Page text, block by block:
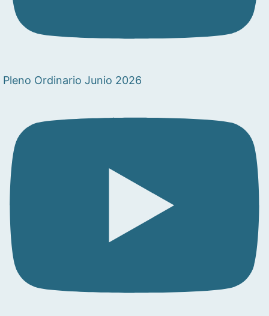
Pleno Ordinario Junio 2026